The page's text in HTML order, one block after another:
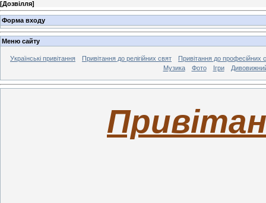
[Дозвілля]
Форма входу
Меню сайту
Українські привітання Привітання до релігійних свят
Привітання до професійних
Музика
Фото Ігри